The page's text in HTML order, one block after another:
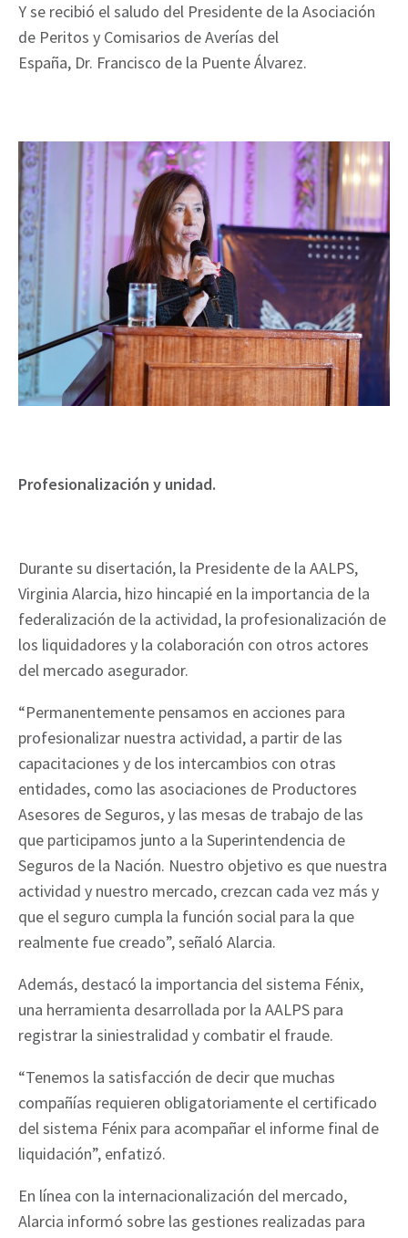
Y se recibió el saludo del Presidente de la Asociación
de Peritos y Comisarios de Averías del
España, Dr. Francisco de la Puente Álvarez.
Profesionalización y unidad.
Durante su disertación, la Presidente de la AALPS,
Virginia Alarcia, hizo hincapié en la importancia de la
federalización de la actividad, la profesionalización de
los liquidadores y la colaboración con otros actores
del mercado asegurador.
“Permanentemente pensamos en acciones para
profesionalizar nuestra actividad, a partir de las
capacitaciones y de los intercambios con otras
entidades, como las asociaciones de Productores
Asesores de Seguros, y las mesas de trabajo de las
que participamos junto a la Superintendencia de
Seguros de la Nación. Nuestro objetivo es que nuestra
actividad y nuestro mercado, crezcan cada vez más y
que el seguro cumpla la función social para la que
realmente fue creado”, señaló Alarcia.
Además, destacó la importancia del sistema Fénix,
una herramienta desarrollada por la AALPS para
registrar la siniestralidad y combatir el fraude.
“Tenemos la satisfacción de decir que muchas
compañías requieren obligatoriamente el certificado
del sistema Fénix para acompañar el informe final de
liquidación”, enfatizó.
En línea con la internacionalización del mercado,
Alarcia informó sobre las gestiones realizadas para